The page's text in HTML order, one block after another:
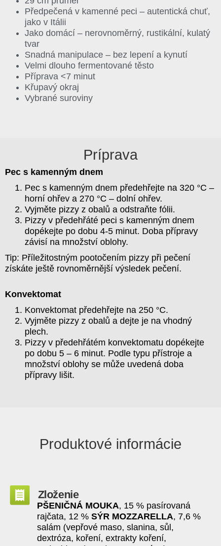
Předpečená v kamenné peci – autentická chuť,
jako v Itálii
Jako domácí – nerovnoměrný, rustikální, kulatý
tvar
Snadná manipulace – bez lepení a kynutí
Velmi dlouho fermentované těsto
Příprava ˂7 minut
Křupavý okraj
Vybrané suroviny
Príprava
Pec s kamenným dnem
Pec s kamenným dnem předehřejte na 320 °C –
horní ohřev a 270 °C – dolní ohřev.
Vyjměte pizzy z obalů a odstraňte fólii.
Pizzy v předehřáté peci s kamenným dnem
dopékejte po dobu 4-5 minut. Doba přípravy
závisí na množství oblohy.
Tip: Příležitostným pootočením pizzy při pečení
získáte ještě rovnoměrnější výsledek pečení.
Konvektomat
Konvektomat předehřejte na 250 °C.
Vyjměte pizzy z obalů a dejte je na vhodný
plech.
Pizzy v předehřátém konvektomatu dopékejte
po dobu 5 – 6 minut. Podle typu přístroje a
množství oblohy se může uvedená doba
přípravy lišit.
Produktové informácie
Zloženie
PŠENIČNÁ MOUKA, 15 % pasírovaná
rajčata, 12 % SÝR MOZZARELLA, 7,6 %
salám (vepřové maso, slanina, sůl,
dextróza, koření, extrakty koření,